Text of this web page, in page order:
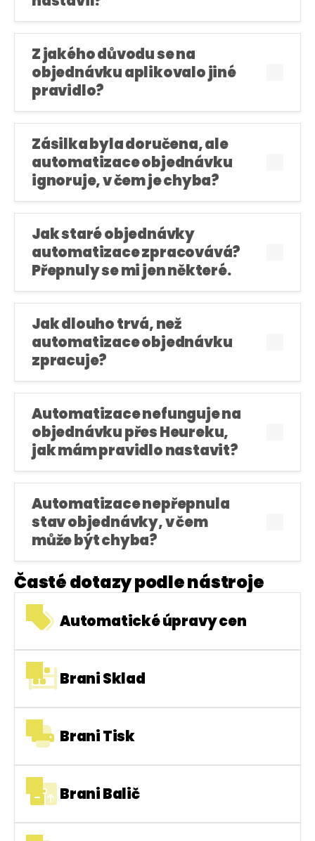
Časté dotazy podle nástroje
Automatické úpravy cen
Brani Sklad
Brani Tisk
Brani Balič
Z jakého důvodu se na
objednávku aplikovalo jiné
pravidlo?
Zásilka byla doručena, ale
automatizace objednávku
ignoruje, v čem je chyba?
Jak staré objednávky
automatizace zpracovává?
Přepnuly se mi jen některé.
Jak dlouho trvá, než
automatizace objednávku
zpracuje?
Automatizace nefunguje na
objednávku přes Heureku,
jak mám pravidlo nastavit?
Automatizace nepřepnula
stav objednávky, v čem
může být chyba?